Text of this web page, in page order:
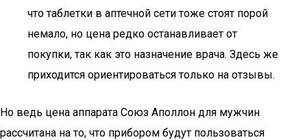
что таблетки в аптечной сети тоже стоят порой
немало, но цена редко останавливает от
покупки, так как это назначение врача. Здесь же
приходится ориентироваться только на отзывы.
Но ведь цена аппарата Союз Аполлон для мужчин
рассчитана на то, что прибором будут пользоваться